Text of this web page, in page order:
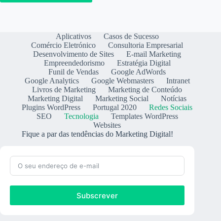
Aplicativos
Casos de Sucesso
Comércio Eletrónico
Consultoria Empresarial
Desenvolvimento de Sites
E-mail Marketing
Empreendedorismo
Estratégia Digital
Funil de Vendas
Google AdWords
Google Analytics
Google Webmasters
Intranet
Livros de Marketing
Marketing de Conteúdo
Marketing Digital
Marketing Social
Notícias
Plugins WordPress
Portugal 2020
Redes Sociais
SEO
Tecnologia
Templates WordPress
Websites
Fique a par das tendências do Marketing Digital!
Subscrever